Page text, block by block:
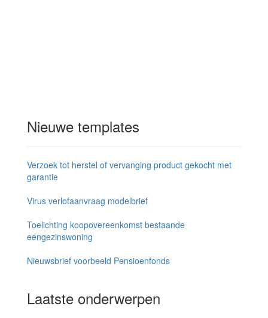
Nieuwe templates
Verzoek tot herstel of vervanging product gekocht met
garantie
Virus verlofaanvraag modelbrief
Toelichting koopovereenkomst bestaande
eengezinswoning
Nieuwsbrief voorbeeld Pensioenfonds
Laatste onderwerpen